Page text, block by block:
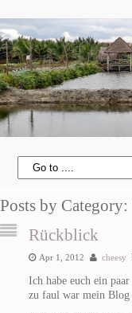
Posts by Category:
Rückblick
Apr 1, 2012 cheesy
Ich habe euch ein
zu faul war mein Blog